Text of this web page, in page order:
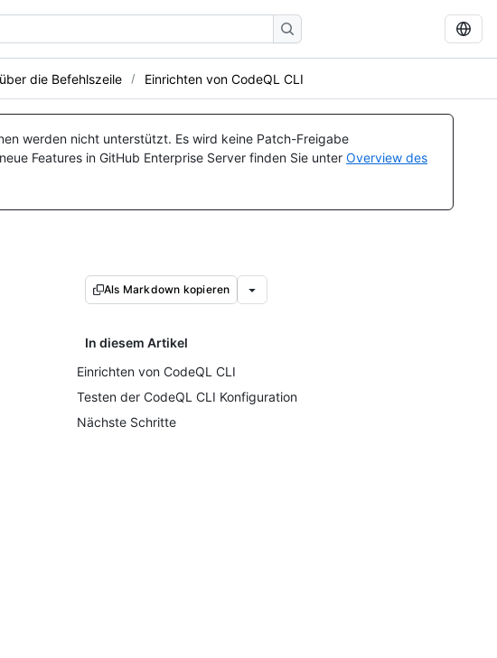
die Befehlszeile Einrichten von CodeQL CLI
werden nicht unterstützt. Es wird keine Patch-Freigabe
Features in GitHub Enterprise Server finden Sie unter Overview des
Als Markdown kopieren
In diesem Artikel
Einrichten von CodeQL CLI
Testen der CodeQL CLI Konfiguration
Nächste Schritte